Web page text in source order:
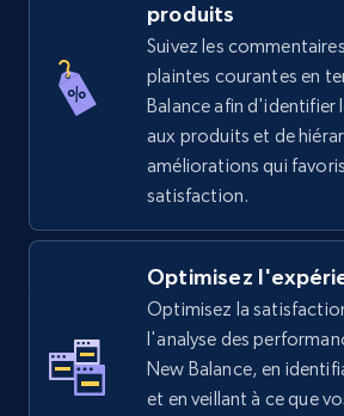
URL, Title, Available, Description,
price, Final price, Discount
5.4K+ 668+
price, Final price, Discount
5.4K+ 668+
produits
Suivez les
plaintes courantes en
Balance afin d'identifier
aux produits et de
améliorations qui
satisfaction.
Optimisez
Optimisez la
l'analyse des
New Balance, en
et en veillant à ce que